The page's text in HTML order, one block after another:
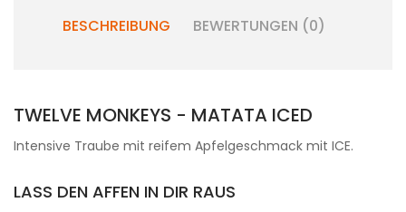
BESCHREIBUNG BEWERTUNGEN (0)
TWELVE MONKEYS - MATATA ICED
Intensive Traube mit reifem Apfelgeschmack mit ICE.
LASS DEN AFFEN IN DIR RAUS